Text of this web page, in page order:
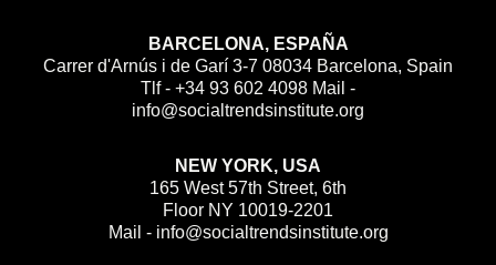
BARCELONA, ESPAÑA
Carrer d'Arnús i de Garí 3-7 08034 Barcelona, Spain
Tlf - +34 93 602 4098 Mail -
info@socialtrendsinstitute.org
NEW YORK, USA
165 West 57th Street, 6th
Floor NY 10019-2201
Mail - info@socialtrendsinstitute.org